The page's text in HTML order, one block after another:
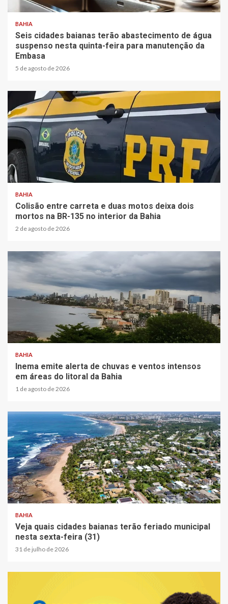
BAHIA
Seis cidades baianas terão abastecimento de água
suspenso nesta quinta-feira para manutenção da
Embasa
5 de agosto de 2026
1 min read
BAHIA
Colisão entre carreta e duas motos deixa dois
mortos na BR-135 no interior da Bahia
2 de agosto de 2026
1 min read
BAHIA
Inema emite alerta de chuvas e ventos intensos
em áreas do litoral da Bahia
1 de agosto de 2026
2 min read
BAHIA
Veja quais cidades baianas terão feriado municipal
nesta sexta-feira (31)
31 de julho de 2026